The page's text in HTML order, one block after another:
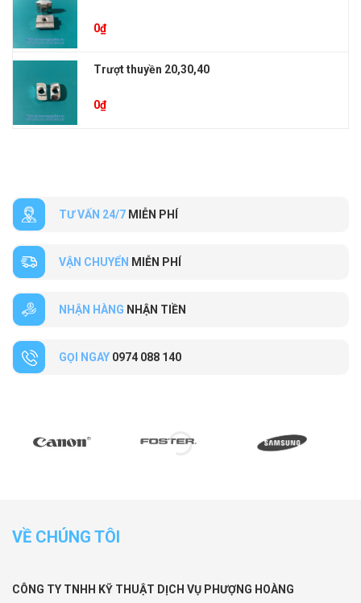
0₫
Trượt thuyền 20,30,40
0₫
TƯ VẤN 24/7 MIỄN PHÍ
VẬN CHUYỂN MIỄN PHÍ
NHẬN HÀNG NHẬN TIỀN
GỌI NGAY 0974 088 140
VỀ CHÚNG TÔI
CÔNG TY TNHH KỸ THUẬT DỊCH VỤ PHƯỢNG HOÀNG